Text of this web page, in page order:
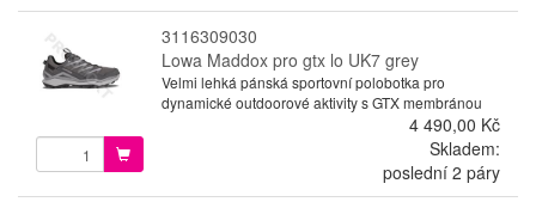
3116309030
Lowa Maddox pro gtx lo UK7 grey
Velmi lehká pánská sportovní polobotka pro
dynamické outdoorové aktivity s GTX membránou
4 490,00 Kč
Skladem:
poslední 2 páry